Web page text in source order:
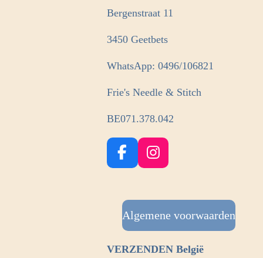
Bergenstraat 11
3450 Geetbets
WhatsApp: 0496/106821
Frie's Needle & Stitch
BE071.378.042
F
e
b
o
o
I
t
a
g
r
Algemene voorwaarden
VERZENDEN België